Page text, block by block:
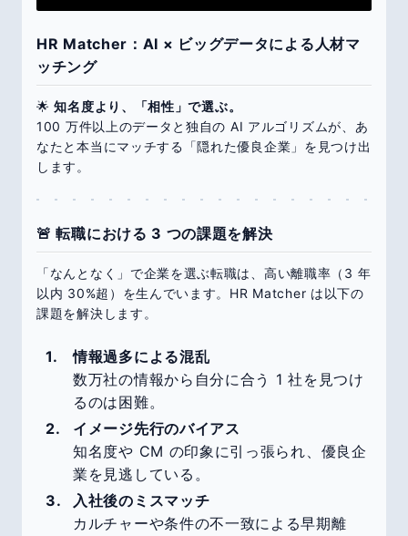
HR Matcher：AI × ビッグデータによる人材マ
ッチング
🌟知名度より、「相性」で選ぶ。
100 万件以上のデータと独自の AI アルゴリズムが、あ
なたと本当にマッチする「隠れた優良企業」を見つけ出
します。
🚨 転職における 3 つの課題を解決
「なんとなく」で企業を選ぶ転職は、高い離職率（3 年
以内 30%超）を生んでいます。HR Matcher は以下の
課題を解決します。
情報過多による混乱
数万社の情報から自分に合う 1 社を見つけ
るのは困難。
イメージ先行のバイアス
知名度や CM の印象に引っ張られ、優良企
業を見逃している。
入社後のミスマッチ
カルチャーや条件の不一致による早期離